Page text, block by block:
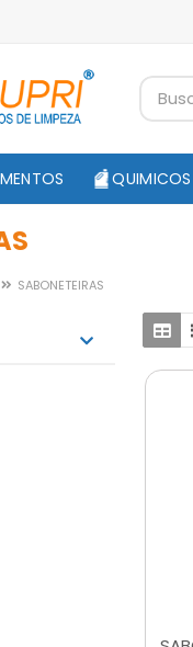
QUIMICOS
SABONETEIRAS